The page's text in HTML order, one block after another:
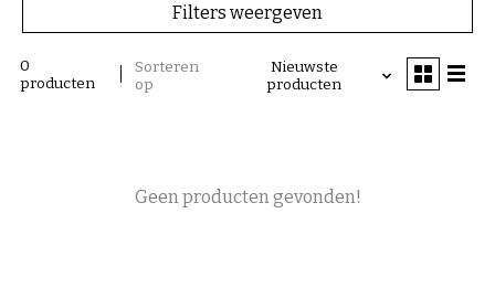
Filters weergeven
0
producten
Sorteren
op
Nieuwste
producten
Geen producten gevonden!